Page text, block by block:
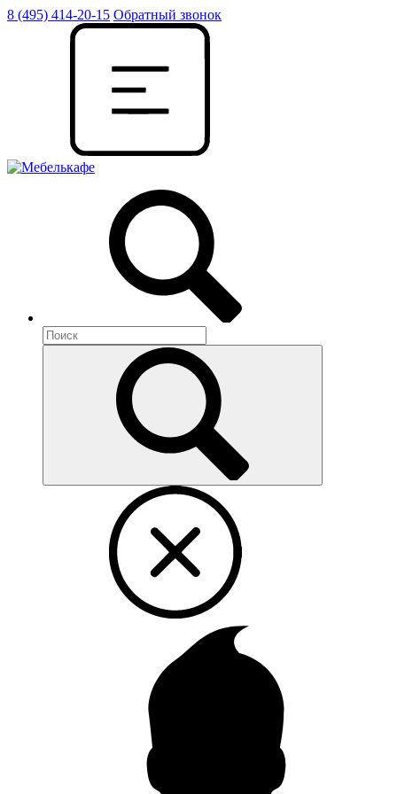
8 (495) 414-20-15 Обратный звонок